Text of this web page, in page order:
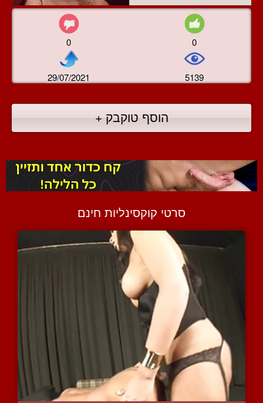
0 0
29/07/2021 5139
הוסף טוקבק +
סרטי קוקסינליות חינם